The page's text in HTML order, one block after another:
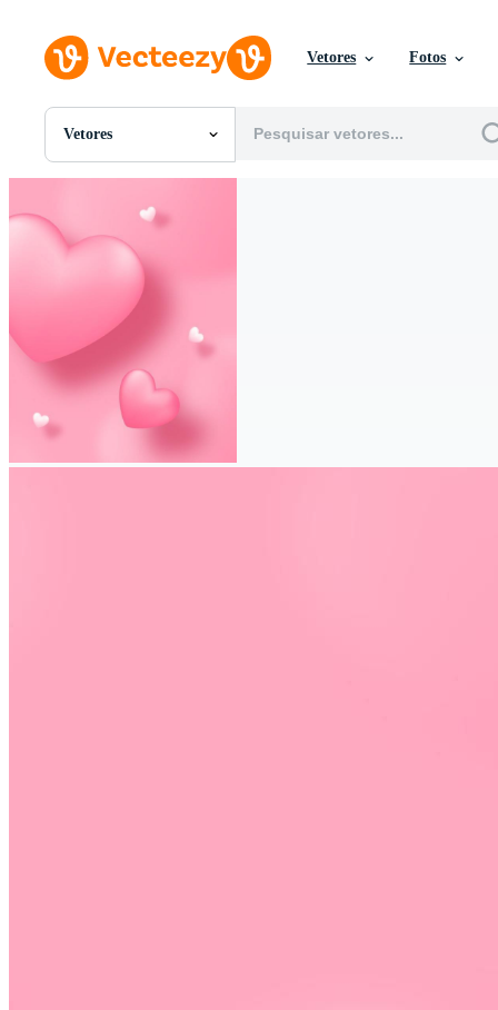
Vetores Fotos
Vetores
Todas Imagens
PSDs
Vetores
Videos
Motion graphics
Imagens Editoriais
Eventos Editoriais